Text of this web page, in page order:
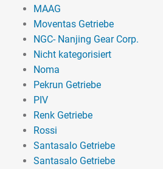
MAAG
Moventas Getriebe
NGC- Nanjing Gear Corp.
Nicht kategorisiert
Noma
Pekrun Getriebe
PIV
Renk Getriebe
Rossi
Santasalo Getriebe
Santasalo Getriebe